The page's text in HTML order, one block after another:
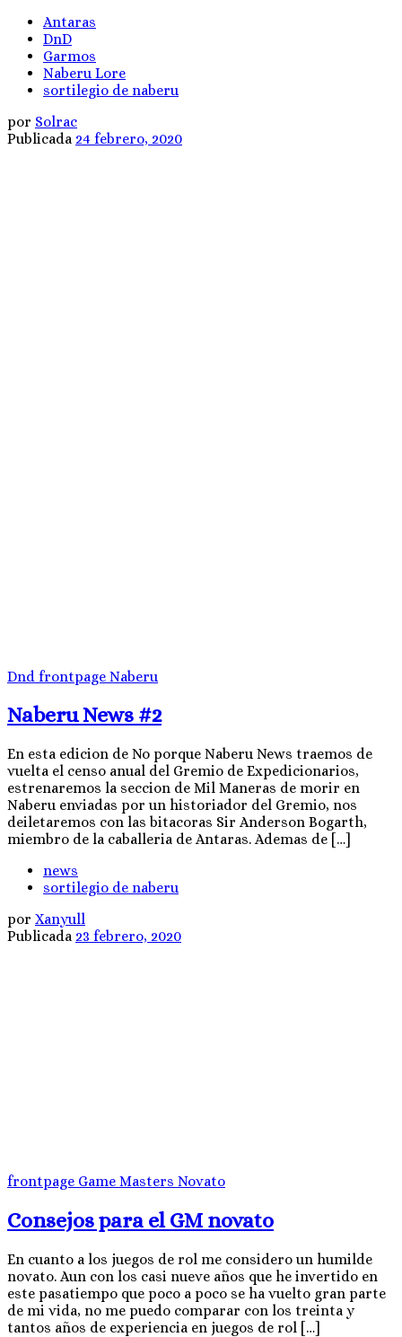
Antaras
DnD
Garmos
Naberu Lore
sortilegio de naberu
por Solrac
Publicada 24 febrero, 2020
Dnd frontpage Naberu
Naberu News #2
En esta edicion de No porque Naberu News traemos de
vuelta el censo anual del Gremio de Expedicionarios,
estrenaremos la seccion de Mil Maneras de morir en
Naberu enviadas por un historiador del Gremio, nos
deiletaremos con las bitacoras Sir Anderson Bogarth,
miembro de la caballeria de Antaras. Ademas de […]
news
sortilegio de naberu
por Xanyull
Publicada 23 febrero, 2020
frontpage Game Masters Novato
Consejos para el GM novato
En cuanto a los juegos de rol me considero un humilde
novato. Aun con los casi nueve años que he invertido en
este pasatiempo que poco a poco se ha vuelto gran parte
de mi vida, no me puedo comparar con los treinta y
tantos años de experiencia en juegos de rol […]